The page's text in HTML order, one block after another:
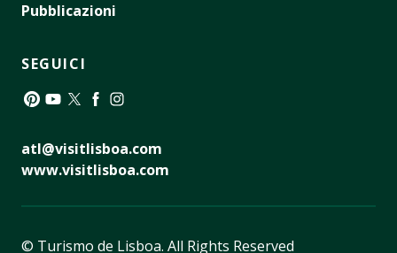
Pubblicazioni
SEGUICI
atl@visitlisboa.com
www.visitlisboa.com
© Turismo de Lisboa. All Rights Reserved